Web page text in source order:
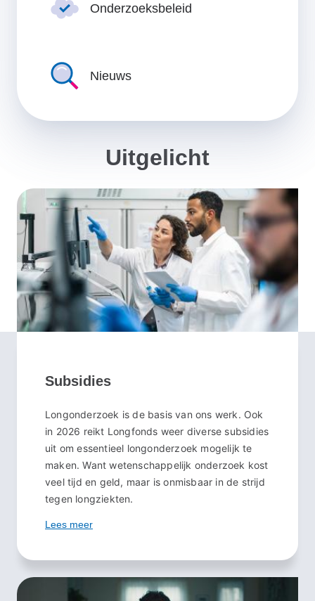
Onderzoeksbeleid
Nieuws
Uitgelicht
Subsidies
Longonderzoek is de basis van ons werk. Ook
in 2026 reikt Longfonds weer diverse subsidies
uit om essentieel longonderzoek mogelijk te
maken. Want wetenschappelijk onderzoek kost
veel tijd en geld, maar is onmisbaar in de strijd
tegen longziekten.
Lees meer